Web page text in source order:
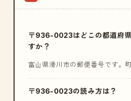
〒936-0023はどこの都道府
すか？
富山県滑川市の郵便番号です。
〒936-0023の読み方は？